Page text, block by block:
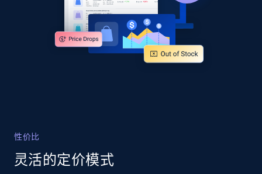
性价比
灵活的定价模式